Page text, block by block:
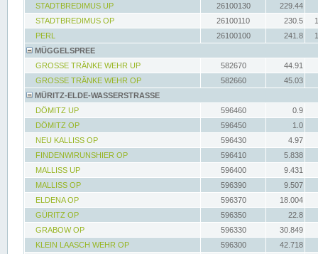
STADTBREDIMUS UP
26100130
229.44
STADTBREDIMUS OP
26100110 230.5
PERL
26100100 241.8
MÜGGELSPREE
GROSSE TRÄNKE WEHR UP
582670
44.91
GROSSE TRÄNKE WEHR OP
582660
45.03
MÜRITZ-ELDE-WASSERSTRASSE
DÖMITZ UP
596460
0.9
DÖMITZ OP
596450
1.0
NEU KALLISS OP
596430
4.97
FINDENWIRUNSHIER OP
596410
5.838
MALLISS UP
596400
9.431
MALLISS OP
596390
9.507
ELDENA OP
596370
18.004
GÜRITZ OP
596350
22.8
GRABOW OP
596330
30.849
KLEIN LAASCH WEHR OP
596300
42.718